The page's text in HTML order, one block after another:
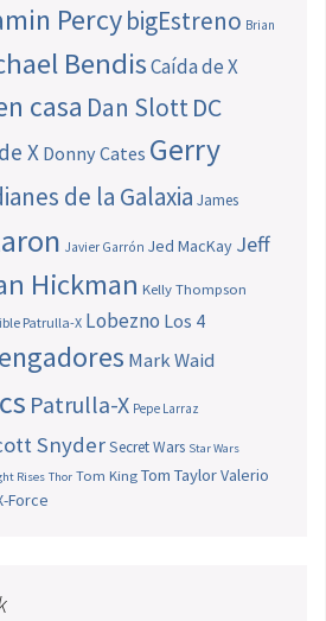
PercybigEstreno Brian
BendisCaída de X
casa Dan SlottDC
X Donny Cates Gerry
de la Galaxia James
Javier Garrón Jed MacKay Jeff
Hickman Kelly Thompson
Patrulla-X Lobezno Los 4
Mark Waid
Patrulla-X Pepe Larraz
SnyderSecret Wars Star Wars
Rises Thor Tom King Tom TaylorValerio
Force